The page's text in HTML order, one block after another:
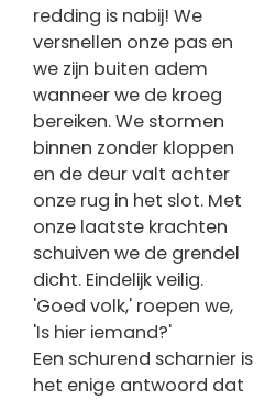
redding is nabij! We
versnellen onze pas en
we zijn buiten adem
wanneer we de kroeg
bereiken. We stormen
binnen zonder kloppen
en de deur valt achter
onze rug in het slot. Met
onze laatste krachten
schuiven we de grendel
dicht. Eindelijk veilig.
'Goed volk,' roepen we,
'Is hier iemand?'
Een schurend scharnier is
het enige antwoord dat